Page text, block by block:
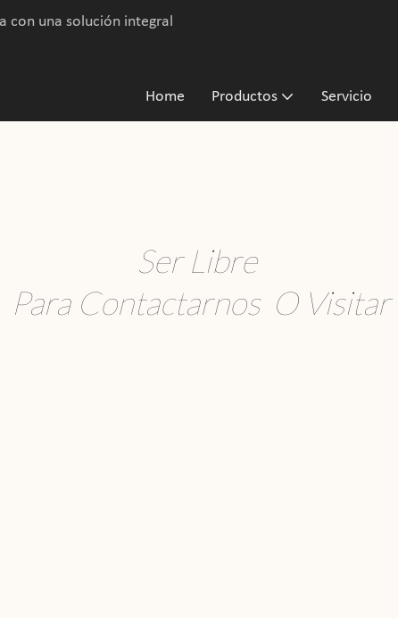
con una solución integral
Home Productos Servicio
Ser Libre
Para Contactarnos O Visitar